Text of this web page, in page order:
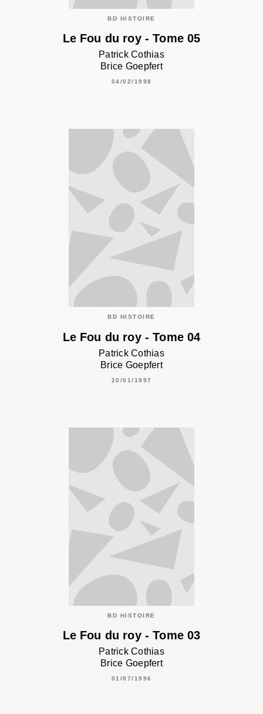
BD HISTOIRE
Le Fou du roy - Tome 05
Patrick Cothias
Brice Goepfert
04/02/1998
BD HISTOIRE
Le Fou du roy - Tome 04
Patrick Cothias
Brice Goepfert
20/01/1997
BD HISTOIRE
Le Fou du roy - Tome 03
Patrick Cothias
Brice Goepfert
01/07/1996